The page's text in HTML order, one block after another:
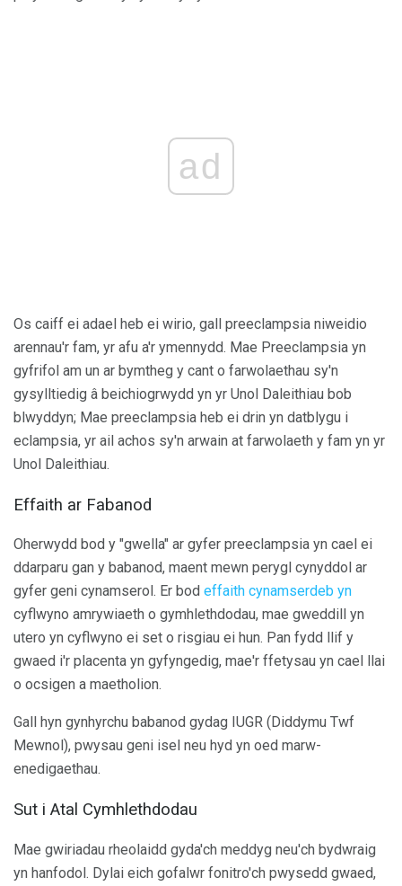
ad
Os caiff ei adael heb ei wirio, gall preeclampsia niweidio
arennau'r fam, yr afu a'r ymennydd. Mae Preeclampsia yn
gyfrifol am un ar bymtheg y cant o farwolaethau sy'n
gysylltiedig â beichiogrwydd yn yr Unol Daleithiau bob
blwyddyn; Mae preeclampsia heb ei drin yn datblygu i
eclampsia, yr ail achos sy'n arwain at farwolaeth y fam yn yr
Unol Daleithiau.
Effaith ar Fabanod
Oherwydd bod y "gwella" ar gyfer preeclampsia yn cael ei
ddarparu gan y babanod, maent mewn perygl cynyddol ar
gyfer geni cynamserol. Er bod effaith cynamserdeb yn
cyflwyno amrywiaeth o gymhlethdodau, mae gweddill yn
utero yn cyflwyno ei set o risgiau ei hun. Pan fydd llif y
gwaed i'r placenta yn gyfyngedig, mae'r ffetysau yn cael llai
o ocsigen a maetholion.
Gall hyn gynhyrchu babanod gydag IUGR (Diddymu Twf
Mewnol), pwysau geni isel neu hyd yn oed marw-
enedigaethau.
Sut i Atal Cymhlethdodau
Mae gwiriadau rheolaidd gyda'ch meddyg neu'ch bydwraig
yn hanfodol. Dylai eich gofalwr fonitro'ch pwysedd gwaed,